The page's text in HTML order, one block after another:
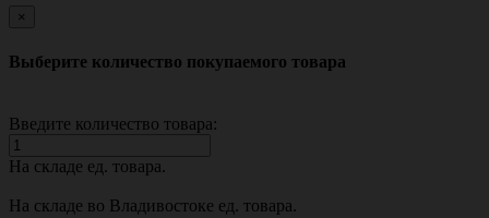
×
Выберите количество покупаемого товара
Введите количество товара:
На складе ед. товара.
На складе во Владивостоке ед. товара.